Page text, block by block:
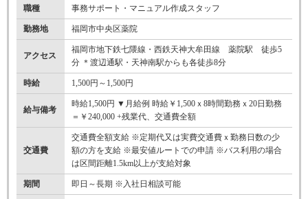
職種 事務サポート・マニュアル作成スタッフ
勤務地 福岡市中央区薬院
アクセス
福岡市地下鉄七隈線・西鉄天神大牟田線 薬院駅 徒歩5
分 ＊渡辺通駅・天神南駅からも各徒歩8分
時給 1,500円～1,500円
給与備考
時給1,500円 ▼月給例 時給￥1,500ｘ8時間勤務ｘ20日勤務
＝￥240,000 +残業代、交通費全額
交通費
交通費全額支給 ※定期代又は実費交通費ｘ勤務日数の少
額の方を支給 ※最安値ルートでの申請 ※バス利用の場合
は区間距離1.5km以上が支給対象
期間 即日～長期 ※入社日相談可能